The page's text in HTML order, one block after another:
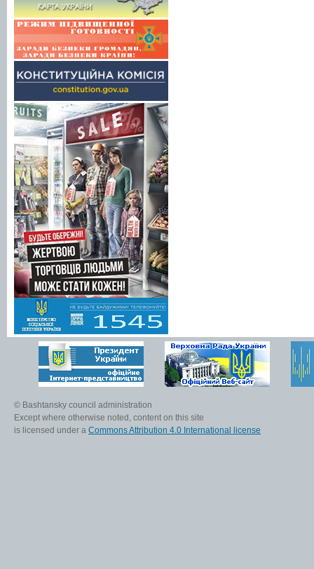
© Bashtansky council administration
Except where otherwise noted, content on this site
is licensed under a Commons Attribution 4.0 International license